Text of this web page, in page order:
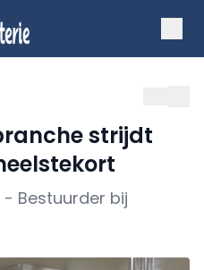
strijdt
- Bestuurder bij